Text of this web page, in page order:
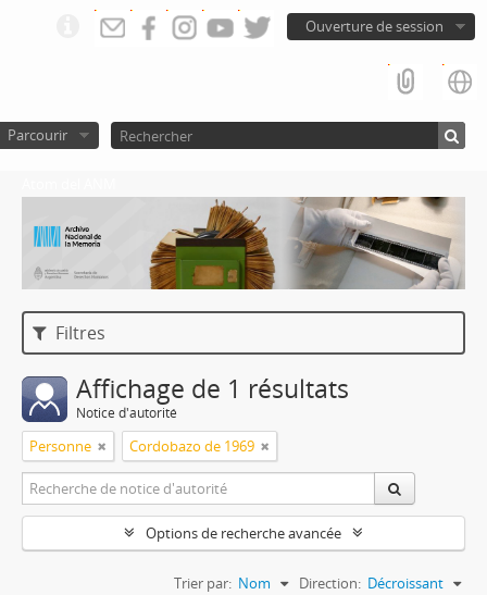
Ouverture de session
Parcourir
Filtres
Affichage de 1 résultats
Notice d'autorité
Personne Cordobazo de 1969
Options de recherche avancée
Trier par: Nom Direction: Décroissant